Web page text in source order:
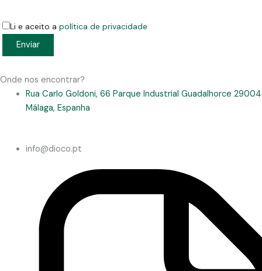
Li e aceito a política de privacidade
Onde nos encontrar?
Rua Carlo Goldoni, 66 Parque Industrial Guadalhorce 29004
Málaga, Espanha
info@dioco.pt